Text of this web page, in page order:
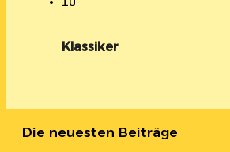
Klassiker
Die neuesten Beiträge